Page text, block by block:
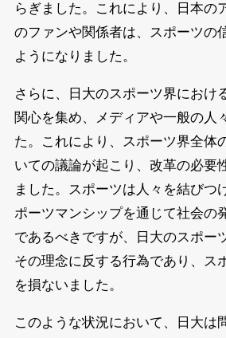
らぎました。これにより、日本の
のファンや関係者は、スポーツの
ようになりました。
さらに、日大のスポーツ界におけ
関心を集め、メディアや一般の人
た。これにより、スポーツ界全体
いての議論が起こり、改革の必要
ました。スポーツは人々を結びつ
ポーツマンシップを通じて社会の
であるべきですが、日大のスポー
その理念に反する行為であり、ス
を損ないました。
このような状況において、日大は